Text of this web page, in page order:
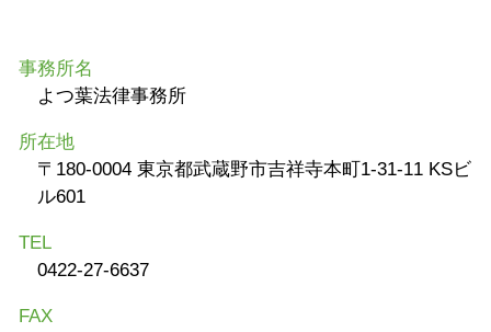
事務所名
よつ葉法律事務所
所在地
〒180-0004 東京都武蔵野市吉祥寺本町1-31-11 KSビ
ル601
TEL
0422-27-6637
FAX